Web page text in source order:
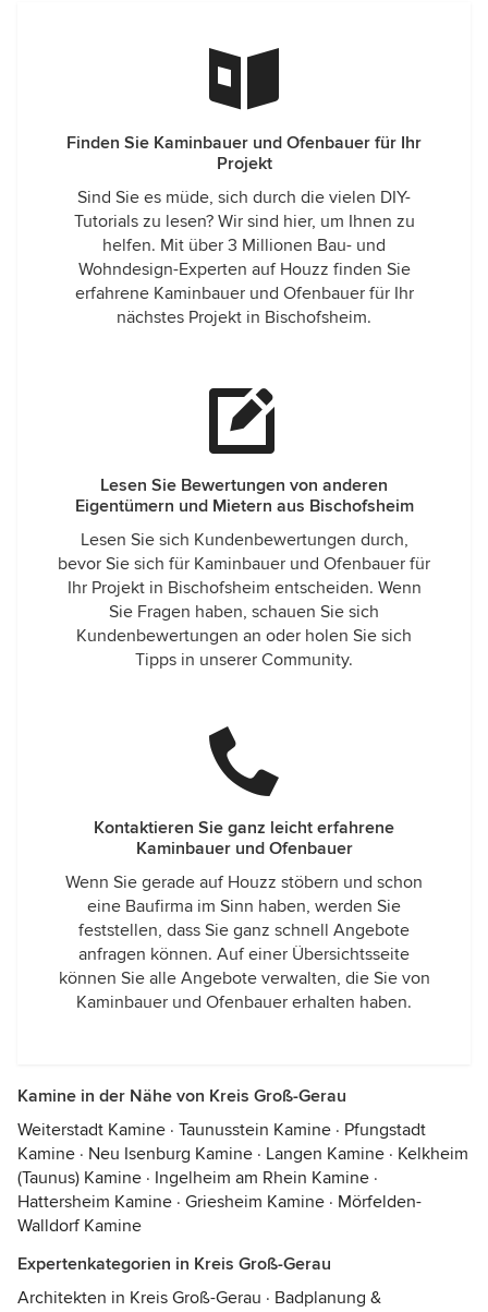
Finden Sie Kaminbauer und Ofenbauer für Ihr
Projekt
Sind Sie es müde, sich durch die vielen DIY-
Tutorials zu lesen? Wir sind hier, um Ihnen zu
helfen. Mit über 3 Millionen Bau- und
Wohndesign-Experten auf Houzz finden Sie
erfahrene Kaminbauer und Ofenbauer für Ihr
nächstes Projekt in Bischofsheim.
Lesen Sie Bewertungen von anderen
Eigentümern und Mietern aus Bischofsheim
Lesen Sie sich Kundenbewertungen durch,
bevor Sie sich für Kaminbauer und Ofenbauer für
Ihr Projekt in Bischofsheim entscheiden. Wenn
Sie Fragen haben, schauen Sie sich
Kundenbewertungen an oder holen Sie sich
Tipps in unserer Community.
Kontaktieren Sie ganz leicht erfahrene
Kaminbauer und Ofenbauer
Wenn Sie gerade auf Houzz stöbern und schon
eine Baufirma im Sinn haben, werden Sie
feststellen, dass Sie ganz schnell Angebote
anfragen können. Auf einer Übersichtsseite
können Sie alle Angebote verwalten, die Sie von
Kaminbauer und Ofenbauer erhalten haben.
Kamine in der Nähe von Kreis Groß-Gerau
Weiterstadt Kamine · Taunusstein Kamine · Pfungstadt
Kamine · Neu Isenburg Kamine · Langen Kamine · Kelkheim
(Taunus) Kamine · Ingelheim am Rhein Kamine ·
Hattersheim Kamine · Griesheim Kamine · Mörfelden-
Walldorf Kamine
Expertenkategorien in Kreis Groß-Gerau
Architekten in Kreis Groß-Gerau · Badplanung &